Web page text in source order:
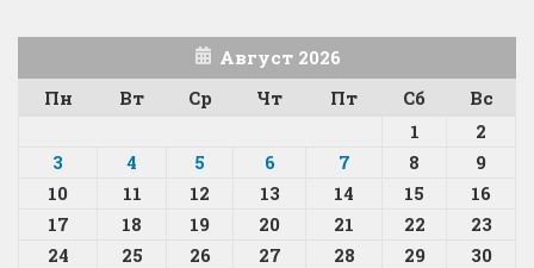
Август 2026
Пн
Вт Ср Чт Пт Сб
Вс
1
2
3
4 5 6 7 8
9
10
11 12 13 14 15
16
17
18 19 20 21 22
23
24
25 26 27 28 29
30